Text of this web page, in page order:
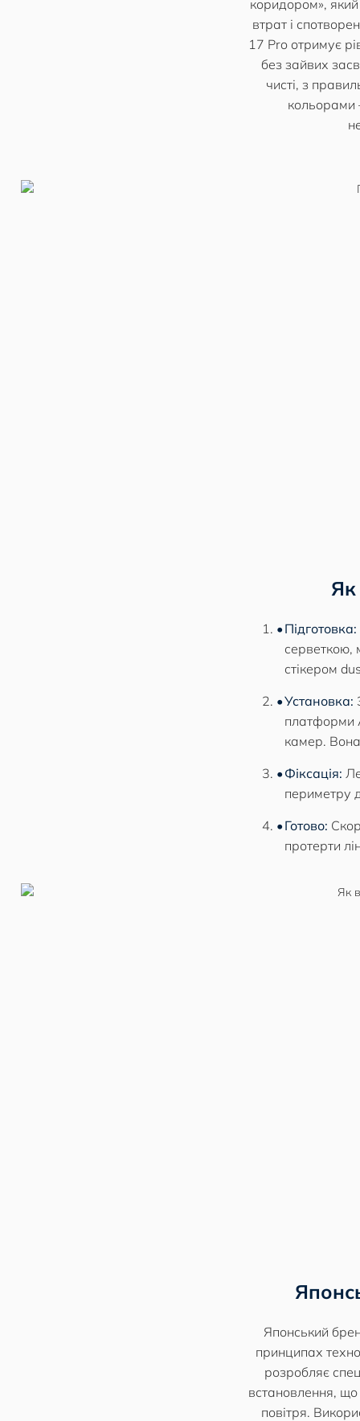
коридором»,
втрат і
17 Pro отримує
без зайвих
чисті, з
кольорами
Як
Підготовка:
серветкою,
стікером
Установка:
платформи
камер.
Фіксація:
периметру
Готово:
протерти
Японський
принципах
розробляє
встановлення, що
повітря.